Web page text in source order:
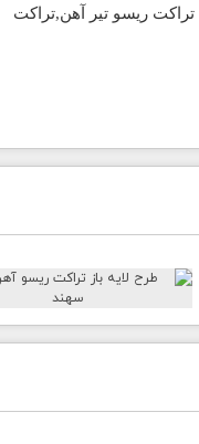
تراکت ریسو تیر آهن,تراکت